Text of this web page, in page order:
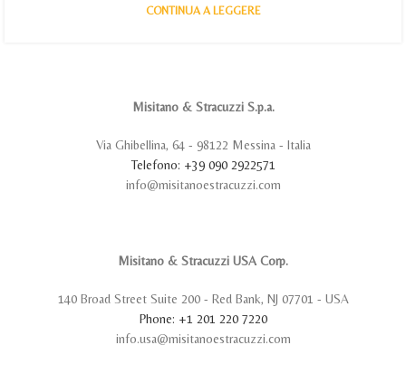
CONTINUA A LEGGERE
Misitano & Stracuzzi S.p.a.
Via Ghibellina, 64 - 98122 Messina - Italia
Telefono: +39 090 2922571
info@misitanoestracuzzi.com
Misitano & Stracuzzi USA Corp.
140 Broad Street Suite 200 - Red Bank, NJ 07701 - USA
Phone: +1 201 220 7220
info.usa@misitanoestracuzzi.com